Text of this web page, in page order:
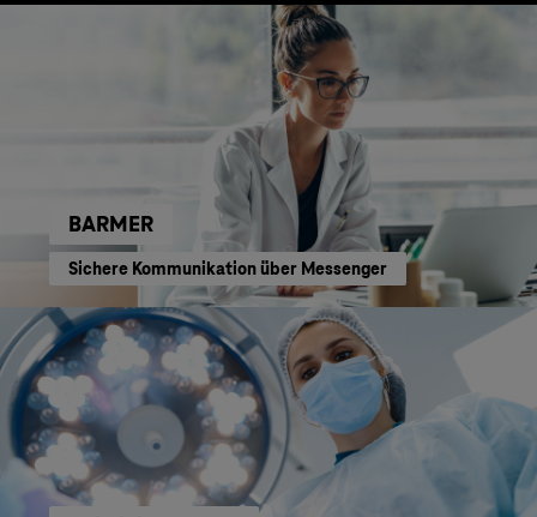
BARMER
Sichere Kommunikation über Messenger